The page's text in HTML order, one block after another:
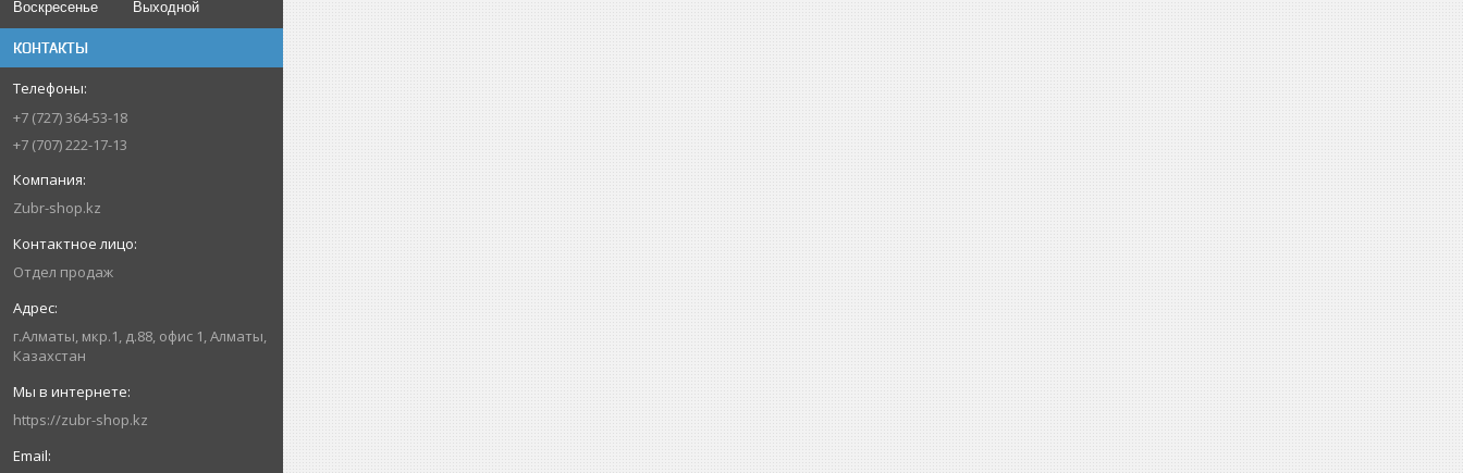
Воскресенье
Выходной
КОНТАКТЫ
+7 (727) 364-53-18
+7 (707) 222-17-13
Zubr-shop.kz
Отдел продаж
г.Алматы, мкр.1, д.88, офис 1, Алматы,
Казахстан
https://zubr-shop.kz